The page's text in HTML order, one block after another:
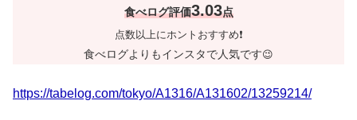
食べログ評価3.03点
点数以上にホントおすすめ❗
食べログよりもインスタで人気です😉
https://tabelog.com/tokyo/A1316/A131602/13259214/